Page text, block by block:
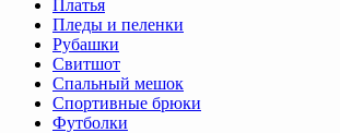
Платья
Пледы и пеленки
Рубашки
Свитшот
Спальный мешок
Спортивные брюки
Футболки